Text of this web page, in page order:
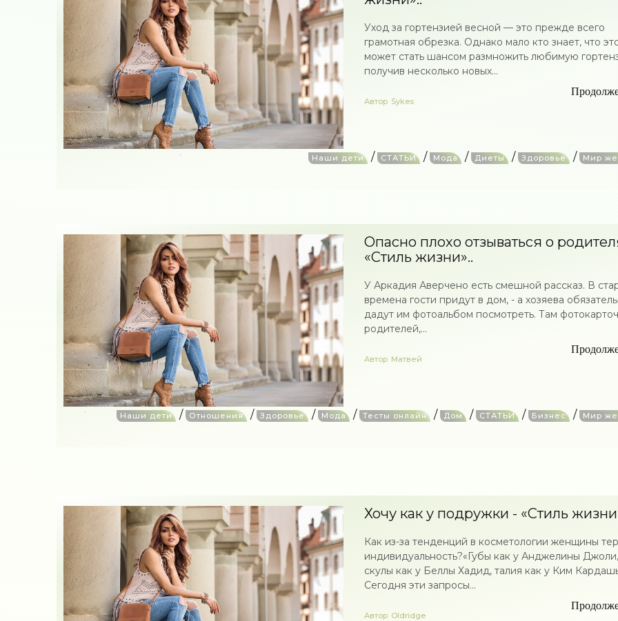
Уход за гортензией весной — это прежде всего
грамотная обрезка. Однако мало кто знает, что
может стать шансом размножить любимую
получив несколько новых...
Автор Sykes
Наши дети / СТАТЬИ / Мода / Диеты / Здоровье / Мир
Опасно плохо отзываться о
«Стиль жизни»..
У Аркадия Аверчено есть смешной рассказ. В
времена гости придут в дом, - а хозяева
дадут им фотоальбом посмотреть. Там
родителей,...
Автор Матвей
Наши дети / Отношения / Здоровье / Мода / Тесты онлайн / Дом / СТАТЬИ / Бизнес / Мир
Хочу как у подружки - «Стиль
Как из-за тенденций в косметологии женщины
индивидуальность?«Губы как у Анджелины Джоли,
скулы как у Беллы Хадид, талия как у Ким
Сегодня эти запросы...
Автор Oldridge